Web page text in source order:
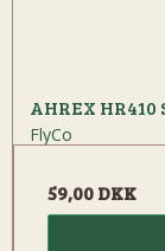
AHREX
FlyCo
59,00 DKK